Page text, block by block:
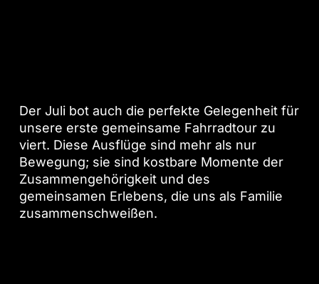
Der Juli bot auch die perfekte Gelegenheit für
unsere erste gemeinsame Fahrradtour zu
viert. Diese Ausflüge sind mehr als nur
Bewegung; sie sind kostbare Momente der
Zusammengehörigkeit und des
gemeinsamen Erlebens, die uns als Familie
zusammenschweißen.